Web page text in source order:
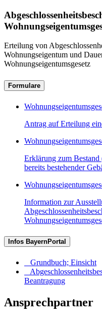
Erteilung von
Wohnungseigentum und
Wohnungseigentumsgesetz
Formulare
Antrag auf Erteilung
Erklärung zum
bereits bestehender
Information zur
Infos BayernPortal
Grundbuch; Einsicht
Beantragung
Ansprechpartner